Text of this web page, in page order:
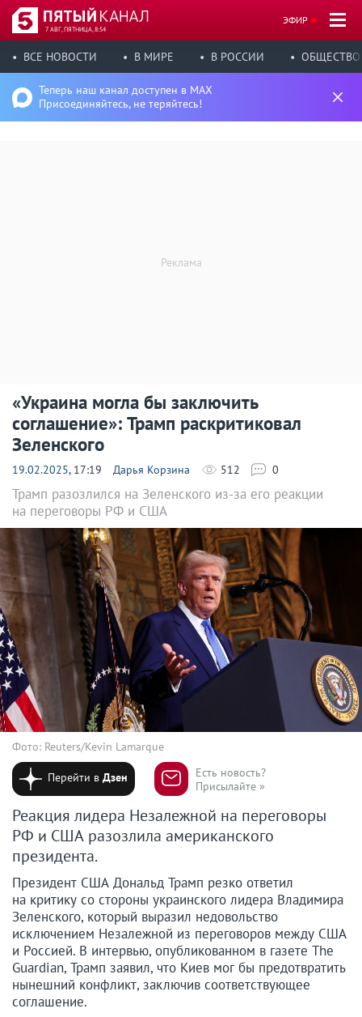
7 АВГ, ПЯТНИЦА, 8:54
ЭФИР
ВСЕ НОВОСТИ В МИРЕ В РОССИИ ОБЩЕСТВО
Теперь наш канал доступен в MAX
Присоединяйтесь, не теряйтесь!
«Украина могла бы заключить
соглашение»: Трамп раскритиковал
Зеленского
19.02.2025, 17:19 Дарья Корзина 512 0
Трамп разозлился на Зеленского из-за его реакции
на переговоры РФ и США
Фото: Reuters/Kevin Lamarque
Перейти вДзен
Есть новость?
Присылайте »
Реакция лидера Незалежной на переговоры
РФ и США разозлила американского
президента.
Президент США Дональд Трамп резко ответил
на критику со стороны украинского лидера Владимира
Зеленского, который выразил недовольство
исключением Незалежной из переговоров между США
и Россией. В интервью, опубликованном в газете The
Guardian, Трамп заявил, что Киев мог бы предотвратить
нынешний конфликт, заключив соответствующее
соглашение.